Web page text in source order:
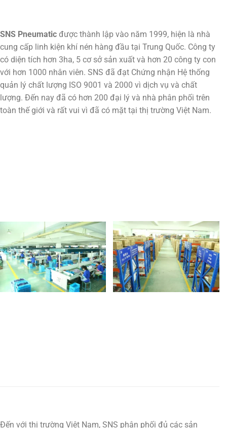
SNS Pneumatic được thành lập vào năm 1999, hiện là nhà
cung cấp linh kiện khí nén hàng đầu tại Trung Quốc. Công ty
có diện tích hơn 3ha, 5 cơ sở sản xuất và hơn 20 công ty con
với hơn 1000 nhân viên. SNS đã đạt Chứng nhận Hệ thống
quản lý chất lượng ISO 9001 và 2000 vì dịch vụ và chất
lượng. Đến nay đã có hơn 200 đại lý và nhà phân phối trên
toàn thế giới và rất vui vì đã có mặt tại thị trường Việt Nam.
Đến với thị trường Việt Nam, SNS phân phối đủ các sản